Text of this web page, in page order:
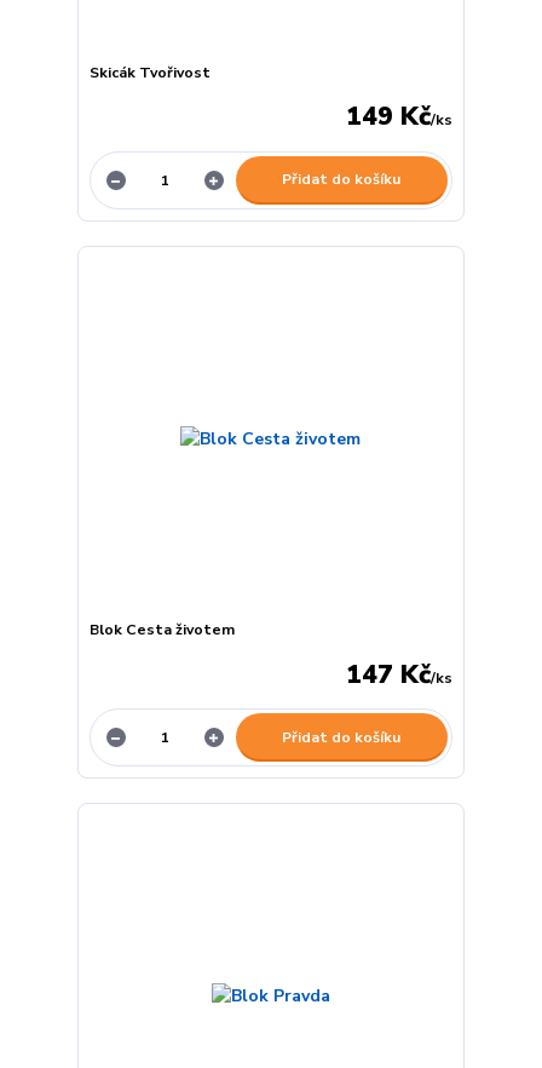
Skicák Tvořivost
149 Kč/ks
Přidat do košíku
Blok Cesta životem
147 Kč/ks
Přidat do košíku